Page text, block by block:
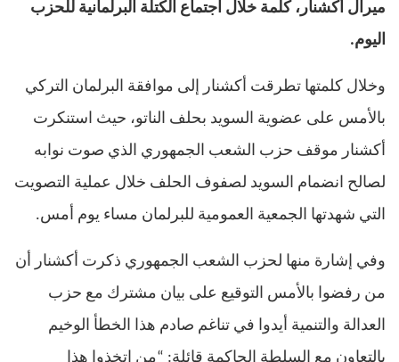
ميرال أكشنار، كلمة خلال اجتماع الكتلة البرلمانية للحزب
اليوم.
وخلال كلمتها تطرقت أكشنار إلى موافقة البرلمان التركي
بالأمس على عضوية السويد بحلف الناتو، حيث استنكرت
أكشنار موقف حزب الشعب الجمهوري الذي صوت نوابه
لصالح انضمام السويد لصفوف الحلف خلال عملية التصويت
التي شهدتها الجمعية العمومية للبرلمان مساء يوم أمس.
وفي إشارة منها لحزب الشعب الجمهوري ذكرت أكشنار أن
من رفضوا بالأمس التوقيع على بيان مشترك مع حزب
العدالة والتنمية أيدوا في تناغم صادم هذا الخطأ الوخيم
بالتعاون مع السلطة الحاكمة قائلة: “من اتخذوا هذا